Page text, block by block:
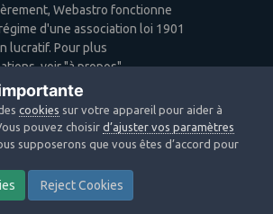
Webastro fonctionne
d'une association loi 1901
lucratif. Pour plus
voir "à propos".
pas de publicité
byFreepik,Alessio Atzeni,
,Icon Pondfrom
is licensed by CC 3.0
Courtesy NASA/JPL-
cookies sur votre appareil pour aider à
pouvez choisird’ajuster vos paramètres
supposerons que vous êtes d’accord pour
Reject Cookies